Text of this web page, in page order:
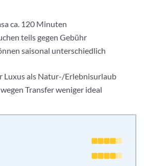
ca. 120 Minuten
teils gegen Gebühr
saisonal unterschiedlich
Luxus als Natur-/Erlebnisurlaub
Transfer weniger ideal